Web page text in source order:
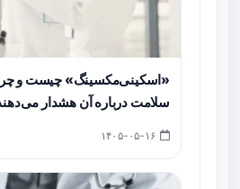
«اسکینی‌مکسینگ» چیست و
سلامت درباره آن هشدار